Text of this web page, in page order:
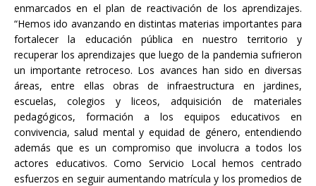
enmarcados en el plan de reactivación de los aprendizajes.
“Hemos ido avanzando en distintas materias importantes para
fortalecer la educación pública en nuestro territorio y
recuperar los aprendizajes que luego de la pandemia sufrieron
un importante retroceso. Los avances han sido en diversas
áreas, entre ellas obras de infraestructura en jardines,
escuelas, colegios y liceos, adquisición de materiales
pedagógicos, formación a los equipos educativos en
convivencia, salud mental y equidad de género, entendiendo
además que es un compromiso que involucra a todos los
actores educativos. Como Servicio Local hemos centrado
esfuerzos en seguir aumentando matrícula y los promedios de